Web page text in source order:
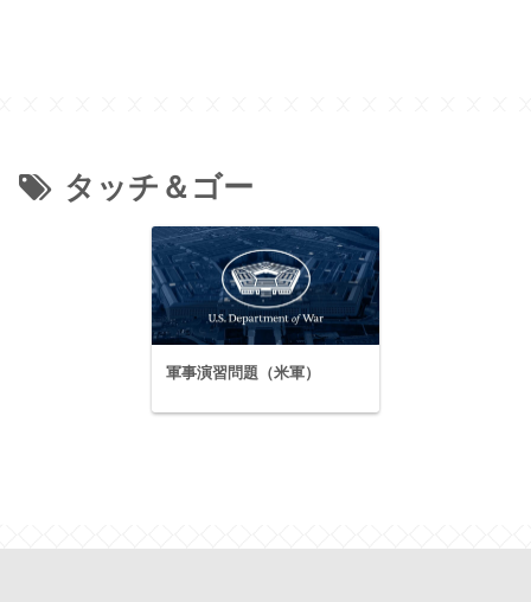
タッチ＆ゴー
軍事演習問題（米軍）